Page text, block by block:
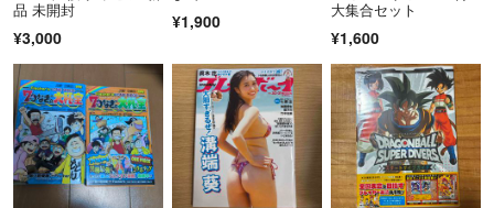
品 未開封
¥3,000
¥1,900
大集合セット
¥1,600